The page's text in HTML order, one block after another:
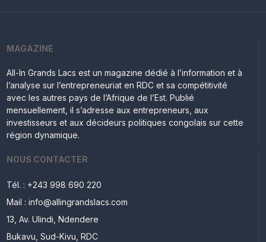
MAGAZINE
All-In Grands Lacs est un magazine dédié à l’information et à
l’analyse sur l’entrepreneuriat en RDC et sa compétitivité
avec les autres pays de l’Afrique de l’Est. Publié
mensuellement, il s’adresse aux entrepreneurs, aux
investisseurs et aux décideurs politiques congolais sur cette
région dynamique.
NOUS CONTACTER
Tél. : +243 998 690 220
Mail : info@allingrandslacs.com
13, Av. Ulindi, Ndendere
Bukavu, Sud-Kivu, RDC